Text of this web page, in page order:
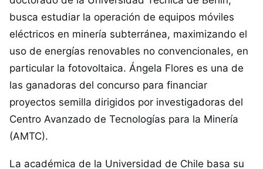
busca estudiar la operación de equipos móviles
eléctricos en minería subterránea, maximizando el
uso de energías renovables no convencionales, en
particular la fotovoltaica. Ángela Flores es una de
las ganadoras del concurso para financiar
proyectos semilla dirigidos por investigadoras del
Centro Avanzado de Tecnologías para la Minería
(AMTC).
La académica de la Universidad de Chile basa su